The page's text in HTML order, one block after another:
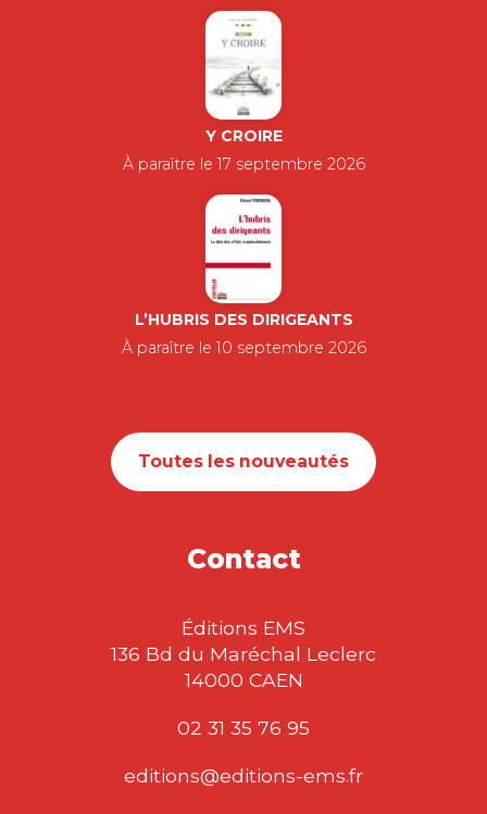
Y CROIRE
À paraître le 17 septembre 2026
L’HUBRIS DES DIRIGEANTS
À paraître le 10 septembre 2026
Toutes les nouveautés
Contact
Éditions EMS
136 Bd du Maréchal Leclerc
14000 CAEN
02 31 35 76 95
editions@editions-ems.fr